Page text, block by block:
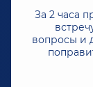
За 2 часа
вопросы и